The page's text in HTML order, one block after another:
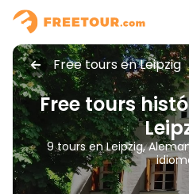
Free tours en Leipzig
Free tours
9 tours en Leipzig,